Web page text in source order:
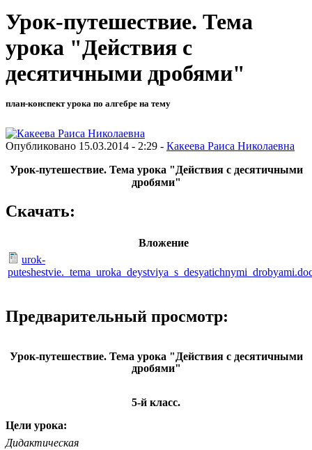
Урок-путешествие. Тема
урока "Действия с
десятичными дробями"
план-конспект урока по алгебре на тему
Опубликовано 15.03.2014 - 2:29 - Какеева Раиса Николаевна
Урок-путешествие. Тема урока "Действия с десятичными
дробями"
Скачать:
Вложение
urok-
Предварительный просмотр:
Урок-путешествие. Тема урока "Действия с десятичными
дробями"
5-й класс.
Цели урока:
Дидактическая